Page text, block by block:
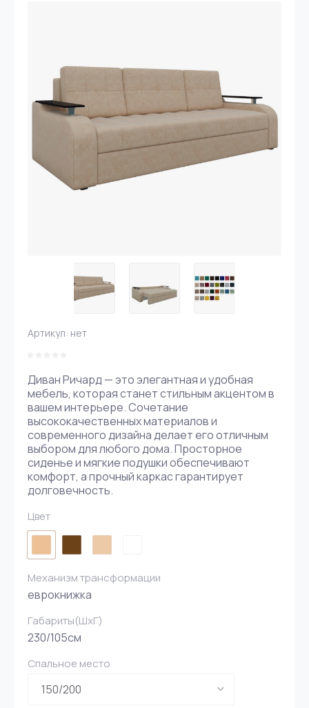
Артикул: нет
Диван Ричард — это элегантная и удобная
мебель, которая станет стильным акцентом в
вашем интерьере. Сочетание
высококачественных материалов и
современного дизайна делает его отличным
выбором для любого дома. Просторное
сиденье и мягкие подушки обеспечивают
комфорт, а прочный каркас гарантирует
долговечность.
Цвет
Механизм трансформации
еврокнижка
Габариты(ШxГ)
230/105см
Спальное место